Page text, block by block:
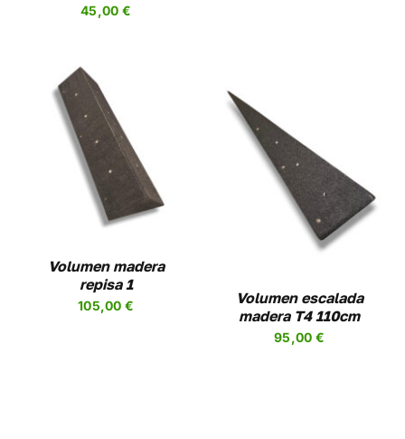
45,00 €
Volumen madera
repisa 1
105,00 €
AÑADIR AL CARRITO
/
DETALLES
Volumen escalada
madera T4 110cm
95,00 €